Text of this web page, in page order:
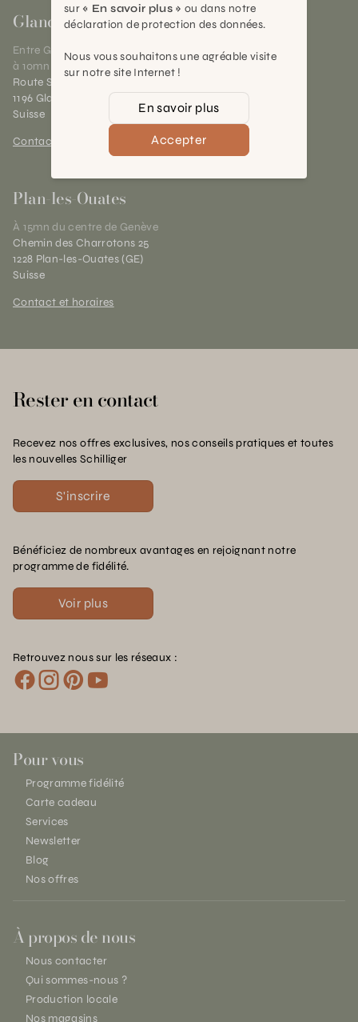
Gland
Entre Genève et Lausanne,
à 10mn de Nyon
Route Suisse 40
1196 Gland (VD)
Suisse
Contact et horaires
Plan-les-Ouates
À 15mn du centre de Genève
Chemin des Charrotons 25
1228 Plan-les-Ouates (GE)
Suisse
Contact et horaires
Rester en contact
Recevez nos offres exclusives, nos conseils pratiques et toutes
les nouvelles Schilliger
S'inscrire
Bénéficiez de nombreux avantages en rejoignant notre
programme de fidélité.
Voir plus
Retrouvez nous sur les réseaux :
Pour vous
Programme fidélité
Carte cadeau
Services
Newsletter
Blog
Nos offres
À propos de nous
Nous contacter
Qui sommes-nous ?
Production locale
Nos magasins
sur « En savoir plus » ou dans notre
déclaration de protection des données.
Nous vous souhaitons une agréable visite
sur notre site Internet !
En savoir plus
Accepter